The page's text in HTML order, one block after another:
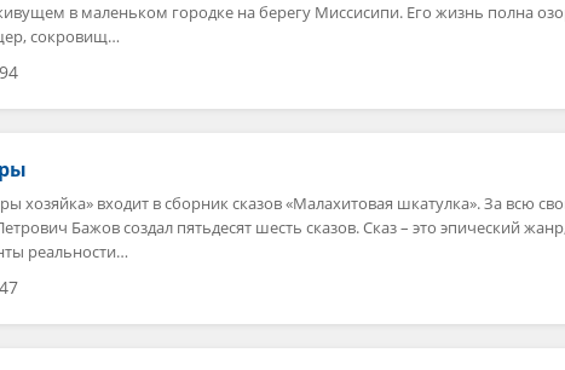
в маленьком городке на берегу Миссисипи. Его жизнь полна
сокровищ…
94
хозяйка» входит в сборник сказов «Малахитовая шкатулка». За всю
Бажов создал пятьдесят шесть сказов. Сказ – это эпический
реальности…